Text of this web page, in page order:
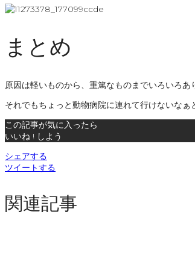
まとめ
原因は軽いものから、重篤なものまでいろいろ
それでもちょっと動物病院に連れて行けないな
この記事が気に入ったら
いいね ! しよう
シェアする
ツイートする
関連記事